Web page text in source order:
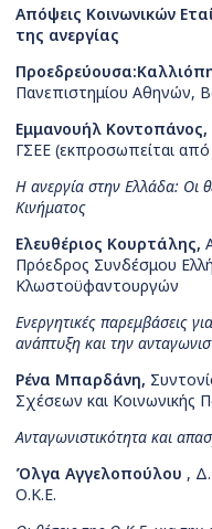
Απόψεις Κοινωνικών
της ανεργίας
Προεδρεύουσα:
Πανεπιστημίου Αθηνών,
Εμμανουήλ Κοντοπάνος,
ΓΣΕΕ (εκπροσωπείται
Η ανεργία στην Ελλάδα: Οι
Κινήματος
Ελευθέριος Κουρτάλης,
Πρόεδρος Συνδέσμου
Κλωστοϋφαντουργών
Ενεργητικές παρεμβάσεις
ανάπτυξη και την
Ρένα Μπαρδάνη,
Σχέσεων και Κοινωνικής
Ανταγωνιστικότητα και
Όλγα Αγγελοπούλου ,
Ο.Κ.Ε.